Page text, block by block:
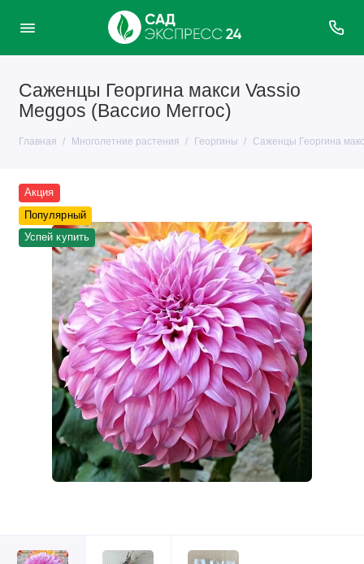
Саженцы Георгина макси Vassiо
Meggos (Вассио Меггос)
Главная Многолетние растения Георгины Саженцы Георгина
Акция
Популярный
Успей купить